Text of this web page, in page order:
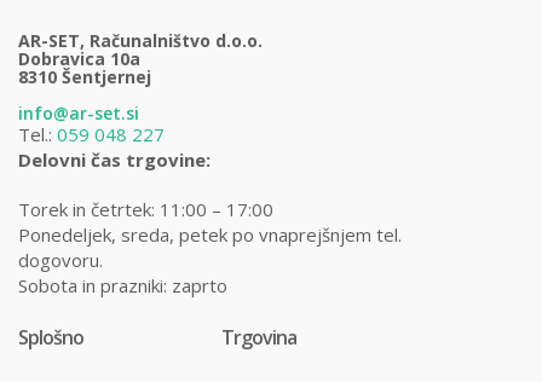
AR-SET, Računalništvo d.o.o.
Dobravica 10a
8310 Šentjernej
info@ar-set.si
Tel.: 059 048 227
Delovni čas trgovine:
Torek in četrtek: 11:00 – 17:00
Ponedeljek, sreda, petek po vnaprejšnjem tel.
dogovoru.
Sobota in prazniki: zaprto
Splošno Trgovina